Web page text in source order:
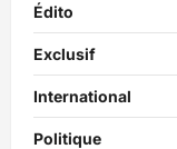
Édito
Exclusif
International
Politique